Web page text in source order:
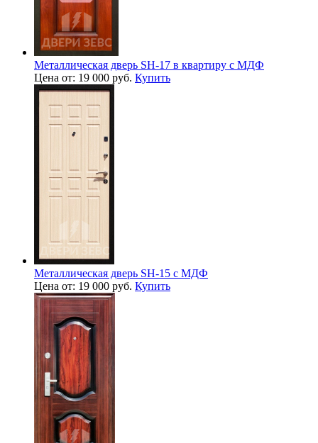
Металлическая дверь SH-17 в квартиру с МДФ
Цена от: 19 000 руб. Купить
Металлическая дверь SH-15 с МДФ
Цена от: 19 000 руб. Купить